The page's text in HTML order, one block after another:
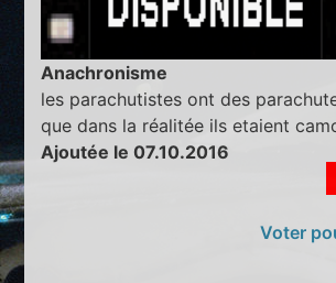
Anachronisme
les parachutistes ont des
que dans la réalitée ils etaient
Ajoutée le 07.10.2016
Voter